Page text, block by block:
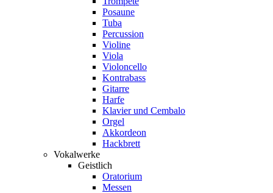
Posaune
Tuba
Percussion
Violine
Viola
Violoncello
Kontrabass
Gitarre
Harfe
Klavier und Cembalo
Orgel
Akkordeon
Hackbrett
Vokalwerke
Geistlich
Oratorium
Messen